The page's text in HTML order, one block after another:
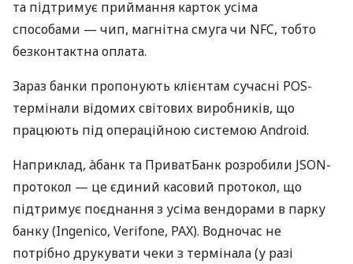
та підтримує приймання карток усіма
способами — чип, магнітна смуга чи NFC, тобто
безконтактна оплата.
Зараз банки пропонують клієнтам сучасні POS-
термінали відомих світових виробників, що
працюють під операційною системою Android.
Наприклад, àбанк та ПриватБанк розробили JSON-
протокол — це єдиний касовий протокол, що
підтримує поєднання з усіма вендорами в парку
банку (Ingenico, Verifone, PAX). Водночас не
потрібно друкувати чеки з термінала (у разі